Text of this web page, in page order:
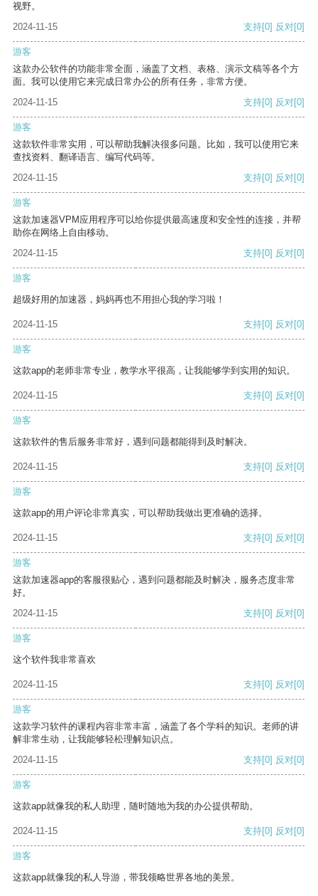
视野。
2024-11-15
支持[0] 反对[0]
游客
这款办公软件的功能非常全面，涵盖了文档、表格、演示文稿等各个方
面。我可以使用它来完成日常办公的所有任务，非常方便。
2024-11-15
支持[0] 反对[0]
游客
这款软件非常实用，可以帮助我解决很多问题。比如，我可以使用它来
查找资料、翻译语言、编写代码等。
2024-11-15
支持[0] 反对[0]
游客
这款加速器VPM应用程序可以给你提供最高速度和安全性的连接，并帮
助你在网络上自由移动。
2024-11-15
支持[0] 反对[0]
游客
超级好用的加速器，妈妈再也不用担心我的学习啦！
2024-11-15 支持[0] 反对[0]
游客
这款app的老师非常专业，教学水平很高，让我能够学到实用的知识。
2024-11-15 支持[0] 反对[0]
游客
这款软件的售后服务非常好，遇到问题都能得到及时解决。
2024-11-15 支持[0] 反对[0]
游客
这款app的用户评论非常真实，可以帮助我做出更准确的选择。
2024-11-15 支持[0] 反对[0]
游客
这款加速器app的客服很贴心，遇到问题都能及时解决，服务态度非常
好。
2024-11-15
支持[0] 反对[0]
游客
这个软件我非常喜欢
2024-11-15 支持[0] 反对[0]
游客
这款学习软件的课程内容非常丰富，涵盖了各个学科的知识。老师的讲
解非常生动，让我能够轻松理解知识点。
2024-11-15
支持[0] 反对[0]
游客
这款app就像我的私人助理，随时随地为我的办公提供帮助。
2024-11-15 支持[0] 反对[0]
游客
这款app就像我的私人导游，带我领略世界各地的美景。